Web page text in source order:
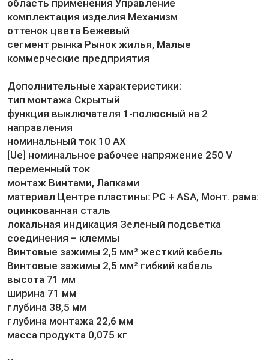
область применения Управление
комплектация изделия Механизм
оттенок цвета Бежевый
сегмент рынка Рынок жилья, Малые
коммерческие предприятия
Дополнительные характеристики:
тип монтажа Скрытый
функция выключателя 1-полюсный на 2
направления
номинальный ток 10 AX
[Ue] номинальное рабочее напряжение 250 V
переменный ток
монтаж Винтами, Лапками
материал Центре пластины: PC + ASA, Монт. рама:
оцинкованная сталь
локальная индикация Зеленый подсветка
соединения – клеммы
Винтовые зажимы 2,5 мм² жесткий кабель
Винтовые зажимы 2,5 мм² гибкий кабель
высота 71 мм
ширина 71 мм
глубина 38,5 мм
глубина монтажа 22,6 мм
масса продукта 0,075 кг